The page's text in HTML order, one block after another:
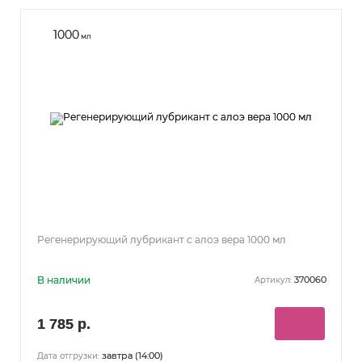
1000мл
Регенерирующий лубрикант с алоэ вера 1000 мл
В наличии Артикул: 370060
1 785 р.
Дата отгрузки: завтра (14:00)